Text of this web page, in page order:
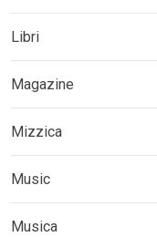
Libri
Magazine
Mizzica
Music
Musica